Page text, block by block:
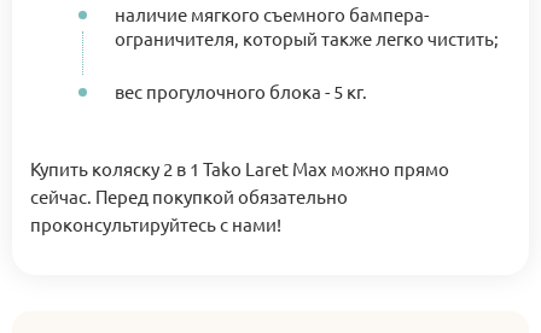
наличие мягкого съемного бампера-
ограничителя, который также легко чистить;
вес прогулочного блока - 5 кг.
Купить коляску 2 в 1 Tako Laret Max можно прямо
сейчас. Перед покупкой обязательно
проконсультируйтесь с нами!